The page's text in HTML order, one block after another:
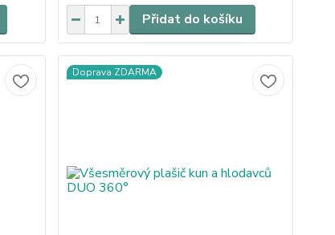
Přidat do košíku
Doprava ZDARMA